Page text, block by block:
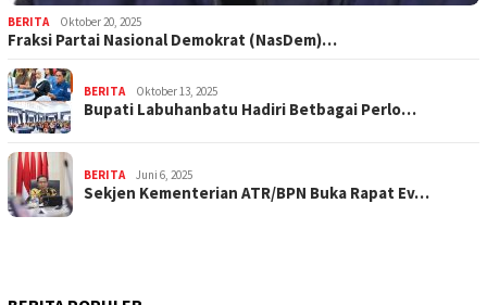
BERITA Oktober 20, 2025
Fraksi Partai Nasional Demokrat (NasDem)…
BERITA Oktober 13, 2025
Bupati Labuhanbatu Hadiri Betbagai Perlo…
BERITA Juni 6, 2025
Sekjen Kementerian ATR/BPN Buka Rapat Ev…